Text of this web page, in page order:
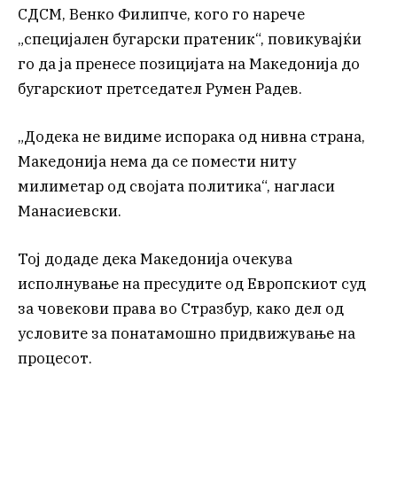
СДСМ, Венко Филипче, кого го нарече
„специјален бугарски пратеник“, повикувајќи
го да ја пренесе позицијата на Македонија до
бугарскиот претседател Румен Радев.
„Додека не видиме испорака од нивна страна,
Македонија нема да се помести ниту
милиметар од својата политика“, нагласи
Манасиевски.
Тој додаде дека Македонија очекува
исполнување на пресудите од Европскиот суд
за човекови права во Стразбур, како дел од
условите за понатамошно придвижување на
процесот.